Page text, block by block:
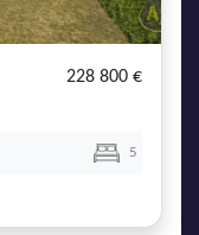
228 800 €
5